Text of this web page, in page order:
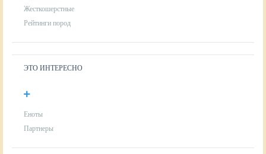
Жесткошерстные
Рейтинги пород
ЭТО ИНТЕРЕСНО
Еноты
Партнеры